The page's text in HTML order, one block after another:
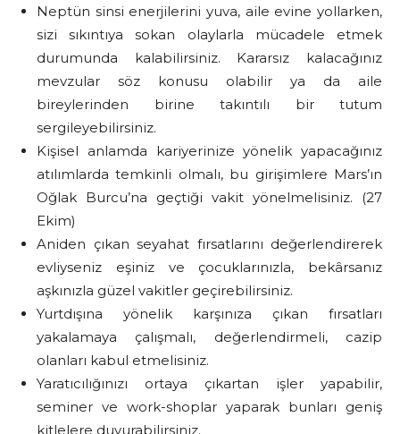
Neptün sinsi enerjilerini yuva, aile evine yollarken,
sizi sıkıntıya sokan olaylarla mücadele etmek
durumunda kalabilirsiniz. Kararsız kalacağınız
mevzular söz konusu olabilir ya da aile
bireylerinden birine takıntılı bir tutum
sergileyebilirsiniz.
Kişisel anlamda kariyerinize yönelik yapacağınız
atılımlarda temkinli olmalı, bu girişimlere Mars’ın
Oğlak Burcu’na geçtiği vakit yönelmelisiniz. (27
Ekim)
Aniden çıkan seyahat fırsatlarını değerlendirerek
evliyseniz eşiniz ve çocuklarınızla, bekârsanız
aşkınızla güzel vakitler geçirebilirsiniz.
Yurtdışına yönelik karşınıza çıkan fırsatları
yakalamaya çalışmalı, değerlendirmeli, cazip
olanları kabul etmelisiniz.
Yaratıcılığınızı ortaya çıkartan işler yapabilir,
seminer ve work-shoplar yaparak bunları geniş
kitlelere duyurabilirsiniz.